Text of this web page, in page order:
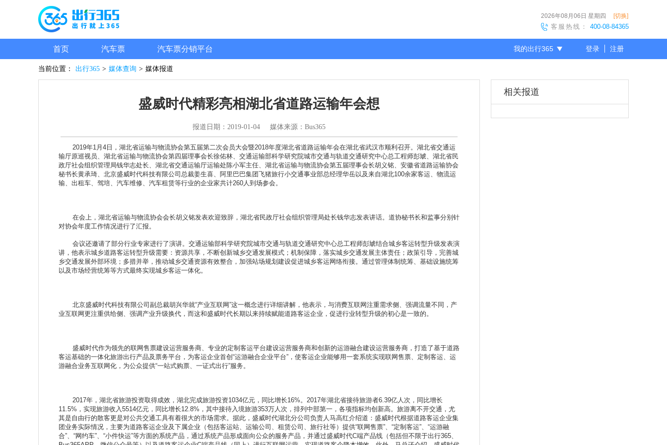
2026年08月06日 星期四 [切换]
客服热线： 400-08-84365
首页 汽车票 汽车票分销平台 我的出行365 登录 注册
当前位置： 出行365 > 媒体查询 > 媒体报道
盛威时代精彩亮相湖北省道路运输年会想
报道日期： 2019-01-04 媒体来源：Bus365
2019年1月4日，湖北省运输与物流协会第五届第二次会员大会暨2018年度湖北省道路运输年会在湖北省武汉市顺利召开。湖北省交通运
输厅原巡视员、湖北省运输与物流协会第四届理事会长徐佑林、交通运输部科学研究院城市交通与轨道交通研究中心总工程师彭虓、湖北省民
政厅社会组织管理局钱华志处长、湖北省交通运输厅运输处陈小军主任、湖北省运输与物流协会第五届理事会长胡义铭、安徽省道路运输协会
秘书长黄承琦、北京盛威时代科技有限公司总裁姜生喜、阿里巴巴集团飞猪旅行小交通事业部总经理华岳以及来自湖北100余家客运、物流运
输、出租车、驾培、汽车维修、汽车租赁等行业的企业家共计260人到场参会。
在会上，湖北省运输与物流协会会长胡义铭发表欢迎致辞，湖北省民政厅社会组织管理局处长钱华志发表讲话。道协秘书长和监事分别针
对协会年度工作情况进行了汇报。
会议还邀请了部分行业专家进行了演讲。交通运输部科学研究院城市交通与轨道交通研究中心总工程师彭虓结合城乡客运转型升级发表演
讲，他表示城乡道路客运转型升级需要：资源共享，不断创新城乡交通发展模式；机制保障，落实城乡交通发展主体责任；政策引导，完善城
乡交通发展外部环境；多措并举，推动城乡交通资源有效整合，加强站场规划建设促进城乡客运网络衔接。通过管理体制统筹、基础设施统筹
以及市场经营统筹等方式最终实现城乡客运一体化。
北京盛威时代科技有限公司副总裁胡兴华就“产业互联网”这一概念进行详细讲解，他表示，与消费互联网注重需求侧、强调流量不同，产
业互联网更注重供给侧、强调产业升级换代，而这和盛威时代长期以来持续赋能道路客运企业，促进行业转型升级的初心是一致的。
盛威时代作为领先的联网售票建设运营服务商、专业的定制客运平台建设运营服务商和创新的运游融合建设运营服务商，打造了基于道路
客运基础的一体化旅游出行产品及票务平台，为客运企业首创“运游融合企业平台”，使客运企业能够用一套系统实现联网售票、定制客运、运
游融合业务互联网化，为公众提供“一站式购票、一证式出行”服务。
2017年，湖北省旅游投资取得成效，湖北完成旅游投资1034亿元，同比增长16%。2017年湖北省接待旅游者6.39亿人次，同比增长
11.5%，实现旅游收入5514亿元，同比增长12.8%，其中接待入境旅游353万人次，排列中部第一，各项指标均创新高。旅游离不开交通，尤
其是自由行的散客更是对公共交通工具有着很大的市场需求。据此，盛威时代湖北分公司负责人马高红介绍道：盛威时代根据道路客运企业集
团业务实际情况，主要为道路客运企业及下属企业（包括客运站、运输公司、租赁公司、旅行社等）提供“联网售票”、“定制客运”、“运游融
合”、“网约车”、“小件快运”等方面的系统产品，通过系统产品形成面向公众的服务产品，并通过盛威时代C端产品线（包括但不限于出行365、
相关报道